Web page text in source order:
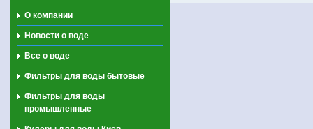
О компании
Новости о воде
Все о воде
Фильтры для воды бытовые
Фильтры для воды
промышленные